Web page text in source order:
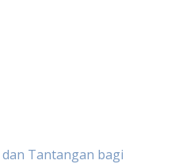
Tantangan bagi